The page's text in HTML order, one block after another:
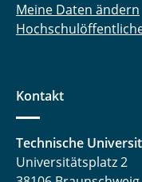
Meine Daten ändern
Kontakt
Technische
Universitätsplatz 2